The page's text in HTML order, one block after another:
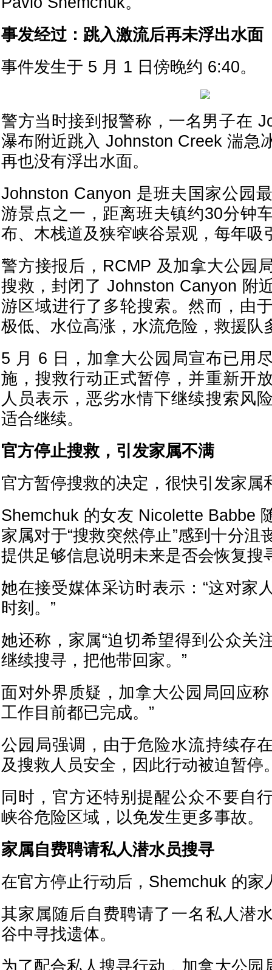
事发经过：跳入激流后再未浮出水面
事件发生于 5 月 1 日傍晚约 6:40。
警方当时接到报警称，一名男子在
瀑布附近跳入 Johnston Creek 湍急
再也没有浮出水面。
Johnston Canyon 是班夫国家公园
游景点之一，距离班夫镇约30分钟
布、木栈道及狭窄峡谷景观，每年吸
警方接报后，RCMP 及加拿大公园
搜救，封闭了 Johnston Canyon 附
游区域进行了多轮搜索。然而，由
极低、水位高涨，水流危险，救援队
5 月 6 日，加拿大公园局宣布已用
施，搜救行动正式暂停，并重新开
人员表示，恶劣水情下继续搜索风
适合继续。
官方停止搜救，引发家属不满
官方暂停搜救的决定，很快引发家属
Shemchuk 的女友 Nicolette Babbe
家属对于“搜救突然停止”感到十分沮
提供足够信息说明未来是否会恢复搜
她在接受媒体采访时表示：“这对家
时刻。”
她还称，家属“迫切希望得到公众关
继续搜寻，把他带回家。”
面对外界质疑，加拿大公园局回应
工作目前都已完成。”
公园局强调，由于危险水流持续存
及搜救人员安全，因此行动被迫暂停
同时，官方还特别提醒公众不要自
峡谷危险区域，以免发生更多事故。
家属自费聘请私人潜水员搜寻
在官方停止行动后，Shemchuk 的家
其家属随后自费聘请了一名私人潜
谷中寻找遗体。
为了配合私人搜寻行动，加拿大公园